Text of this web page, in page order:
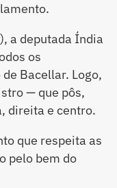
a deputada Índia
os
Bacellar. Logo,
— que pôs,
direita e centro.
que respeita as
pelo bem do